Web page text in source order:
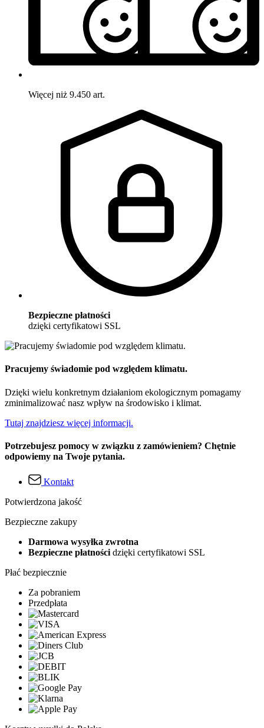
Więcej niż 9.450 art.
Bezpieczne płatności
dzięki certyfikatowi SSL
Pracujemy świadomie pod względem klimatu.
Dzięki wielu konkretnym działaniom ekologicznym pomagamy
zminimalizować nasz wpływ na środowisko i klimat.
Tutaj znajdziesz więcej informacji.
Potrzebujesz pomocy w związku z zamówieniem? Chętnie
odpowiemy na Twoje pytania.
Kontakt
Potwierdzona jakość
Bezpieczne zakupy
Darmowa wysyłka zwrotna
Bezpieczne płatności dzięki certyfikatowi SSL
Płać bezpiecznie
Za pobraniem
Przedpłata